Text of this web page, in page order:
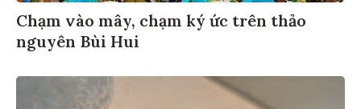
Chạm vào mây, chạm ký ức trên thảo
nguyên Bùi Hui